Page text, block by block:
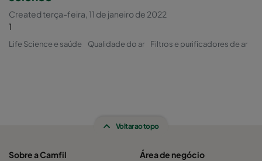
Created terça-feira, 11 de janeiro de 2022
1
Life Science e saúde Qualidade do ar Filtros e purificadores de ar
Voltar ao topo
Sobre a Camfil
Área de negócio